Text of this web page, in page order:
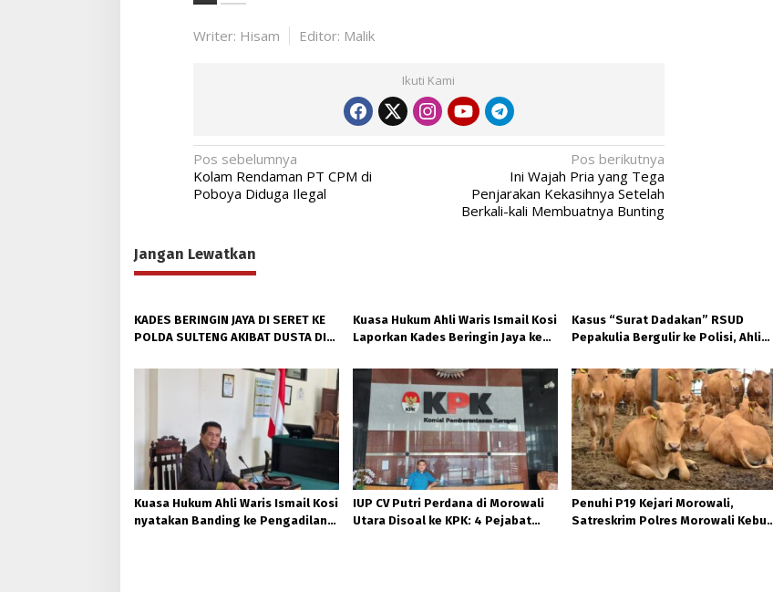
Writer: Hisam Editor: Malik
Ikuti Kami
Navigasi
pos
Pos sebelumnya
Kolam Rendaman PT CPM di
Poboya Diduga Ilegal
Pos berikutnya
Ini Wajah Pria yang Tega
Penjarakan Kekasihnya Setelah
Berkali-kali Membuatnya Bunting
Jangan Lewatkan
KADES BERINGIN JAYA DI SERET KE
POLDA SULTENG AKIBAT DUSTA DI
KOSI.
Kuasa Hukum Ahli Waris Ismail Kosi
Laporkan Kades Beringin Jaya ke
Keterangan Palsu di Sidang.
Kasus “Surat Dadakan” RSUD
Pepakulia Bergulir ke Polisi, Ahli
hingga Sekda Morowali.
Kuasa Hukum Ahli Waris Ismail Kosi
nyatakan Banding ke Pengadilan
IUP CV Putri Perdana di Morowali
Utara Disoal ke KPK: 4 Pejabat
Penuhi P19 Kejari Morowali,
Satreskrim Polres Morowali Kebut